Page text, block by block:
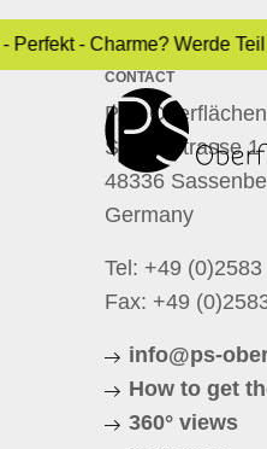
- Charme? Werde
CONTACT
P.S.
Schloßstrasse 1
48336
Germany
Tel: +49
Fax: +49
info@ps-
How to get
360° views